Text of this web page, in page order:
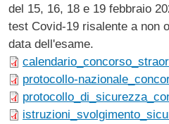
del 15, 16, 18 e 19 febbraio
test Covid-19 risalente a non
data dell'esame.
protocollo-